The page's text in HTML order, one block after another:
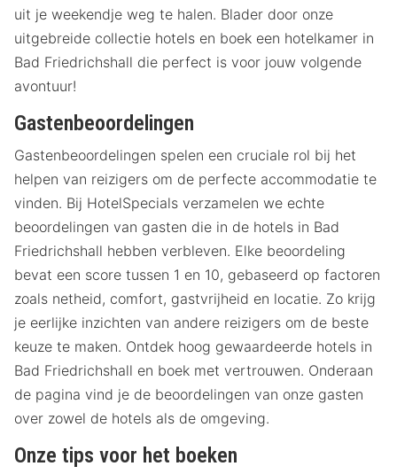
uit je weekendje weg te halen. Blader door onze
uitgebreide collectie hotels en boek een hotelkamer in
Bad Friedrichshall die perfect is voor jouw volgende
avontuur!
Gastenbeoordelingen
Gastenbeoordelingen spelen een cruciale rol bij het
helpen van reizigers om de perfecte accommodatie te
vinden. Bij HotelSpecials verzamelen we echte
beoordelingen van gasten die in de hotels in Bad
Friedrichshall hebben verbleven. Elke beoordeling
bevat een score tussen 1 en 10, gebaseerd op factoren
zoals netheid, comfort, gastvrijheid en locatie. Zo krijg
je eerlijke inzichten van andere reizigers om de beste
keuze te maken. Ontdek hoog gewaardeerde hotels in
Bad Friedrichshall en boek met vertrouwen. Onderaan
de pagina vind je de beoordelingen van onze gasten
over zowel de hotels als de omgeving.
Onze tips voor het boeken